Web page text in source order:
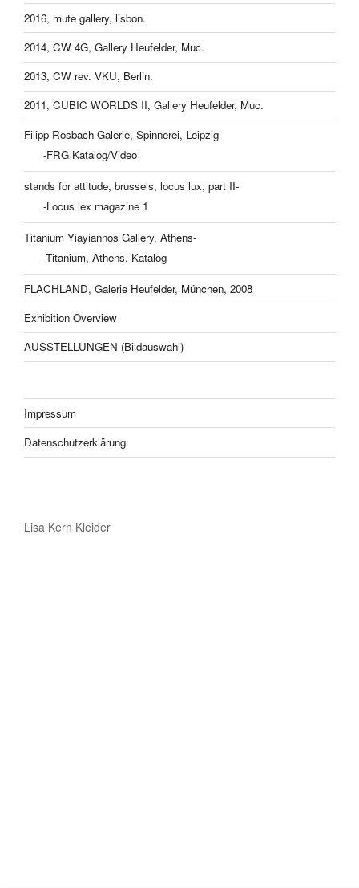
2016, mute gallery, lisbon.
2014, CW 4G, Gallery Heufelder, Muc.
2013, CW rev. VKU, Berlin.
2011, CUBIC WORLDS II, Gallery Heufelder, Muc.
Filipp Rosbach Galerie, Spinnerei, Leipzig-
-FRG Katalog/Video
stands for attitude, brussels, locus lux, part II-
-Locus lex magazine 1
Titanium Yiayiannos Gallery, Athens-
-Titanium, Athens, Katalog
FLACHLAND, Galerie Heufelder, München, 2008
Exhibition Overview
AUSSTELLUNGEN (Bildauswahl)
Impressum
Datenschutzerklärung
Lisa Kern Kleider